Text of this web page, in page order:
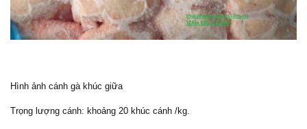
Hình ảnh cánh gà khúc giữa
Trọng lượng cánh: khoảng 20 khúc cánh /kg.